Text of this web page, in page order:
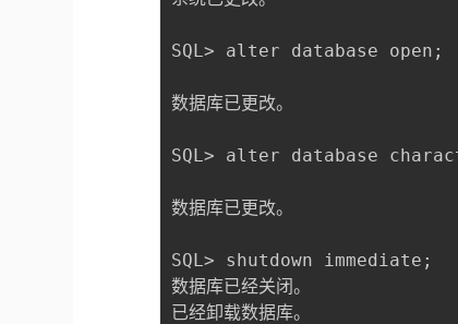
SQL> alter database open;
数据库已更改。
SQL> alter database
数据库已更改。
SQL> shutdown immediate;
数据库已经关闭。
已经卸载数据库。